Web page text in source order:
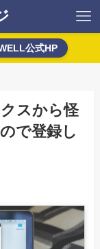
公式HP
スから怪
で登録し